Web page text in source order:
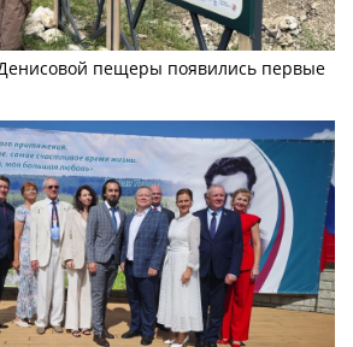
пещеры появились первые